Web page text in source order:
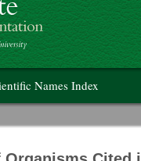
Names Index